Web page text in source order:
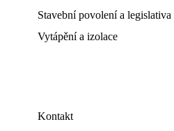
Stavební povolení a legislativa
Vytápění a izolace
Kontakt